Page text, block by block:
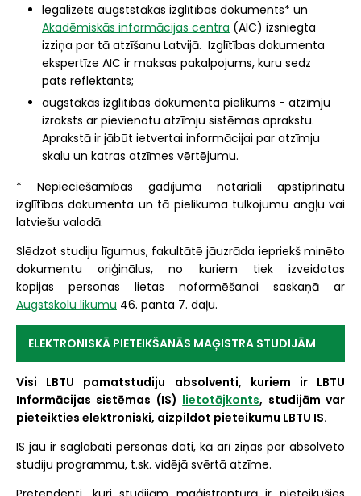
legalizēts augststākās izglītības dokuments* un
Akadēmiskās informācijas centra (AIC) izsniegta
izziņa par tā atzīšanu Latvijā. Izglītības dokumenta
ekspertīze AIC ir maksas pakalpojums, kuru sedz
pats reflektants;
augstākās izglītības dokumenta pielikums - atzīmju
izraksts ar pievienotu atzīmju sistēmas aprakstu.
Aprakstā ir jābūt ietvertai informācijai par atzīmju
skalu un katras atzīmes vērtējumu.
* Nepieciešamības gadījumā notariāli apstiprinātu
izglītības dokumenta un tā pielikuma tulkojumu angļu vai
latviešu valodā.
Slēdzot studiju līgumus, fakultātē jāuzrāda iepriekš minēto
dokumentu oriģinālus, no kuriem tiek izveidotas
kopijas personas lietas noformēšanai saskaņā ar
Augstskolu likumu 46. panta 7. daļu.
ELEKTRONISKĀ PIETEIKŠANĀS MAĢISTRA STUDIJĀM
Visi LBTU pamatstudiju absolventi, kuriem ir LBTU
Informācijas sistēmas (IS) lietotājkonts, studijām var
pieteikties elektroniski, aizpildot pieteikumu LBTU IS.
IS jau ir saglabāti personas dati, kā arī ziņas par absolvēto
studiju programmu, t.sk. vidējā svērtā atzīme.